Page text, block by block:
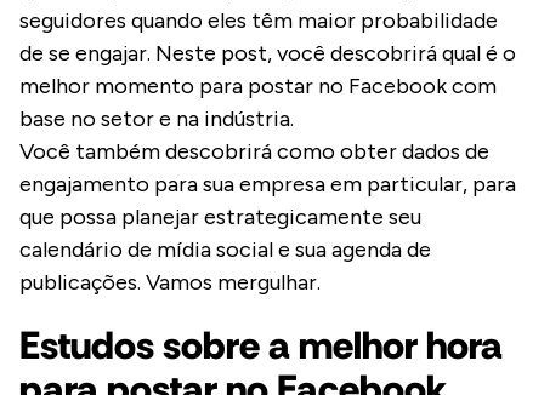
seguidores quando eles têm maior probabilidade
de se engajar. Neste post, você descobrirá qual é o
melhor momento para postar no Facebook com
base no setor e na indústria.
Você também descobrirá como obter dados de
engajamento para sua empresa em particular, para
que possa planejar estrategicamente seu
calendário de mídia social e sua agenda de
publicações. Vamos mergulhar.
Estudos sobre a melhor hora